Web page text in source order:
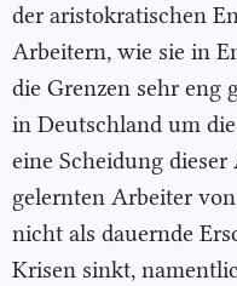
der aristokratischen
Arbeitern, wie sie in
die Grenzen sehr eng
in Deutschland um
eine Scheidung
gelernten Arbeiter
nicht als dauernde
Krisen sinkt,